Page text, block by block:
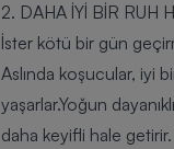
2. DAHA İYİ BİR RUH
İster kötü bir gün
Aslında koşucular, iyi
yaşarlar.Yoğun
daha keyifli hale getirir.